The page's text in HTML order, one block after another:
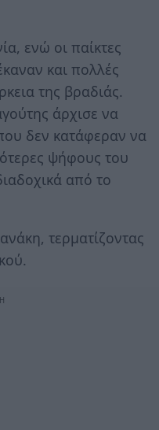
ενώ οι παίκτες
και πολλές
της βραδιάς.
άρχισε να
δεν κατάφεραν να
ψήφους του
από το
τερματίζοντας